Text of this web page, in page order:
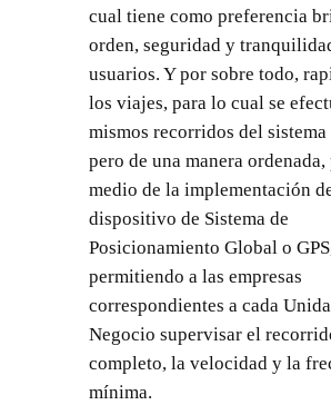
cual tiene como preferencia
orden, seguridad y
usuarios. Y por sobre todo,
los viajes, para lo cual se
mismos recorridos del
pero de una manera ordenada,
medio de la implementación
dispositivo de Sistema de
Posicionamiento Global o
permitiendo a las empresas
correspondientes a cada
Negocio supervisar el
completo, la velocidad y la
mínima.